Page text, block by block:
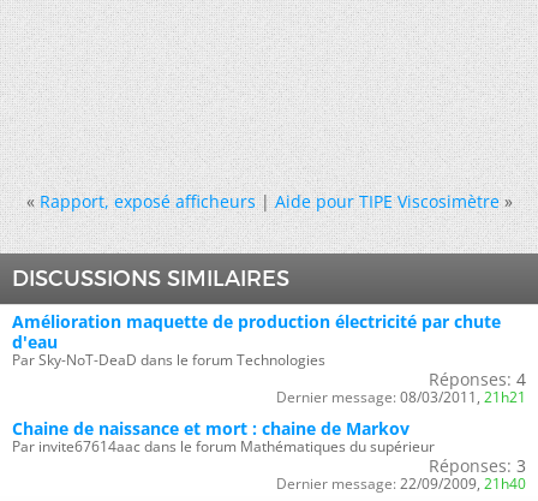
« Rapport, exposé afficheurs|Aide pour TIPE Viscosimètre »
DISCUSSIONS SIMILAIRES
Amélioration maquette de production électricité par chute
d'eau
Par Sky-NoT-DeaD dans le forum Technologies
Réponses: 4
Dernier message: 08/03/2011, 21h21
Chaine de naissance et mort : chaine de Markov
Par invite67614aac dans le forum Mathématiques du supérieur
Réponses: 3
Dernier message: 22/09/2009, 21h40